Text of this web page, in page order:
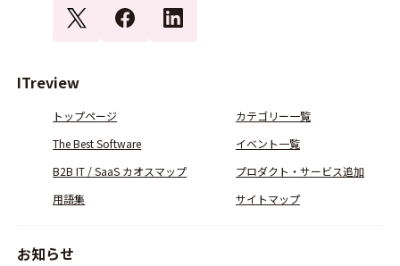
ITreview
トップページ
カテゴリー一覧
The Best Software
イベント一覧
B2B IT / SaaS カオスマップ
プロダクト・サービス追加
用語集
サイトマップ
お知らせ